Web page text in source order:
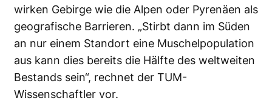
wirken Gebirge wie die Alpen oder Pyrenäen als
geografische Barrieren. „Stirbt dann im Süden
an nur einem Standort eine Muschelpopulation
aus kann dies bereits die Hälfte des weltweiten
Bestands sein“, rechnet der TUM-
Wissenschaftler vor.